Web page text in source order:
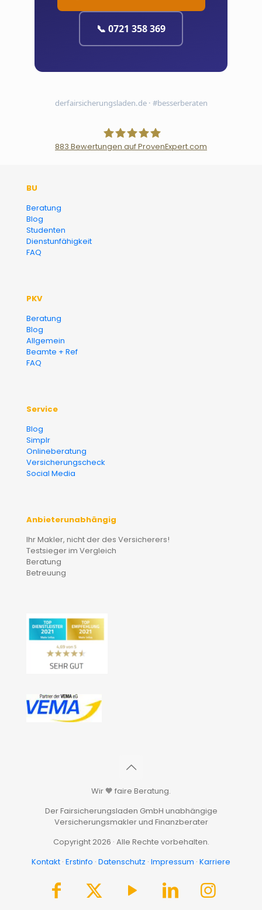
📞 0721 358 369
derfairsicherungsladen.de · #besserberaten
883 Bewertungen auf ProvenExpert.com
BU
Beratung
Blog
Studenten
Dienstunfähigkeit
FAQ
PKV
Beratung
Blog
Allgemein
Beamte + Ref
FAQ
Service
Blog
Simplr
Onlineberatung
Versicherungscheck
Social Media
Anbieterunabhängig
Ihr Makler, nicht der des Versicherers!
Testsieger im Vergleich
Beratung
Betreuung
Wir 🧡 faire Beratung.
Der Fairsicherungsladen GmbH unabhängige
Versicherungsmakler und Finanzberater
Copyright 2026 · Alle Rechte vorbehalten.
Kontakt · Erstinfo · Datenschutz · Impressum · Karriere